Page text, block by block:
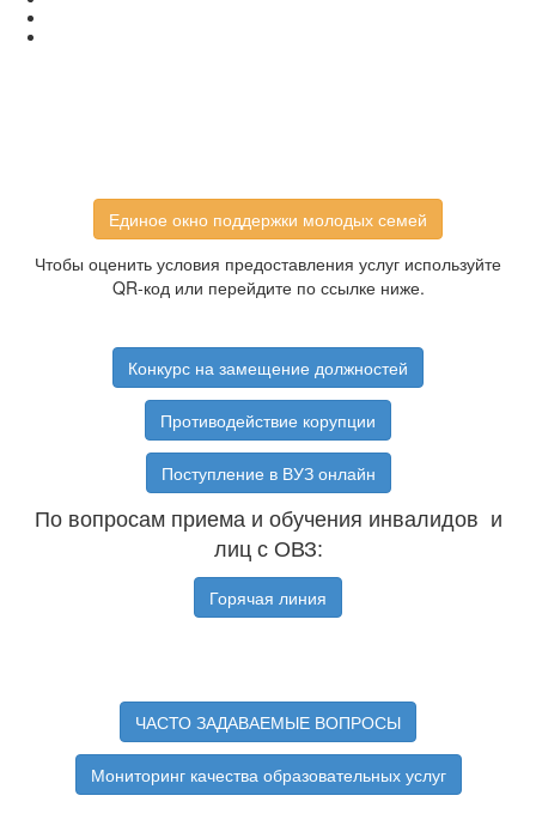
Единое окно поддержки молодых семей
Чтобы оценить условия предоставления услуг используйте
QR-код или перейдите по ссылке ниже.
Конкурс на замещение должностей
Противодействие корупции
Поступление в ВУЗ онлайн
По вопросам приема и обучения инвалидов и
лиц с ОВЗ:
Горячая линия
ЧАСТО ЗАДАВАЕМЫЕ ВОПРОСЫ
Мониторинг качества образовательных услуг